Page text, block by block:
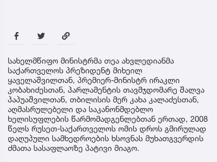
სახელმწიფო მინისტრმა თეა ახვლედიანმა
საქართველოს პრეზიდენტ მიხეილ
ყაველაშვილთან, პრემიერ-მინისტრ ირაკლი
კობახიძესთან, პარლამენტის თავმჯდომარე შალვა
პაპუაშვილთან, თბილისის მერ კახა კალაძესთან,
აღმასრულებელი და საკანონმდებლო
ხელისუფლების წარმომადგენლებთან ერთად, 2008
წელს რუსეთ-საქართველოს ომის დროს გმირულად
დაღუპული სამხედროების ხსოვნას მუხათგვერდის
ძმათა სასაფლაოზე პატივი მიაგო.